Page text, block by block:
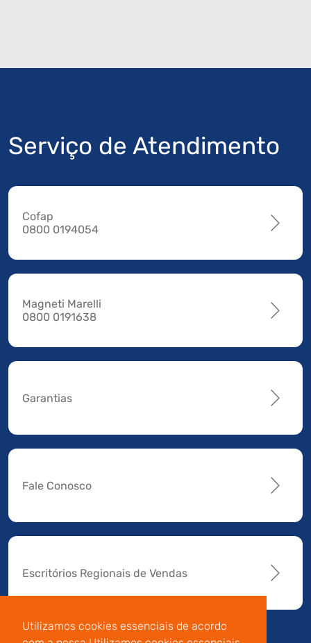
Utilizamos cookies essenciais de acordo
Serviço de Atendimento
Cofap
0800 0194054
Magneti Marelli
0800 0191638
Garantias
Fale Conosco
Escritórios Regionais de Vendas